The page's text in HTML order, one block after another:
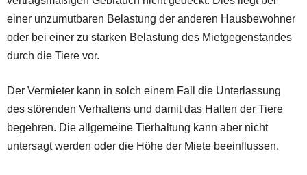
einer unzumutbaren Belastung der anderen Hausbewohner
oder bei einer zu starken Belastung des Mietgegenstandes
durch die Tiere vor.
Der Vermieter kann in solch einem Fall die Unterlassung
des störenden Verhaltens und damit das Halten der Tiere
begehren. Die allgemeine Tierhaltung kann aber nicht
untersagt werden oder die Höhe der Miete beeinflussen.